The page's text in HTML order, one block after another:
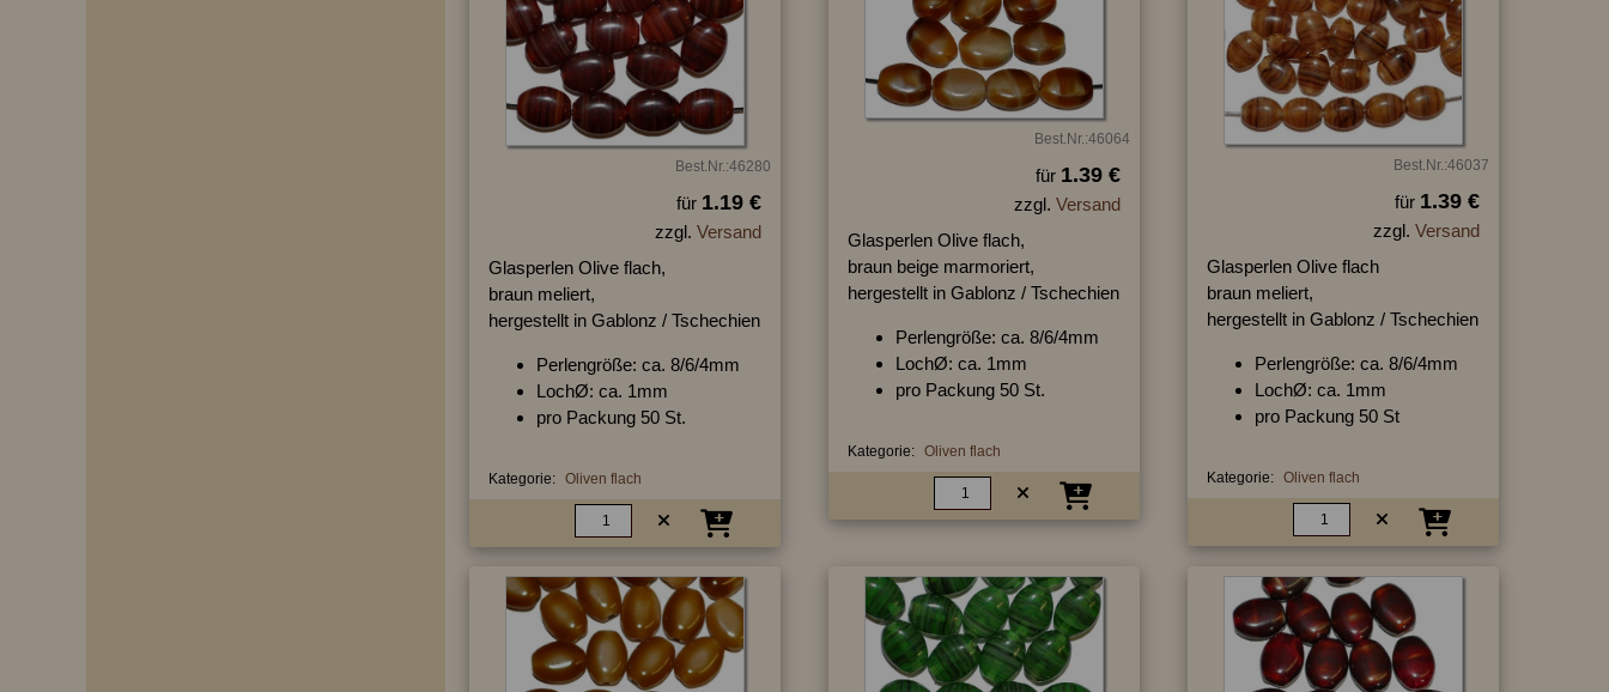
Best.Nr.:46280
für 1.19 €
zzgl. Versand
Glasperlen Olive flach,
braun meliert,
hergestellt in Gablonz / Tschechien
Perlengröße: ca. 8/6/4mm
LochØ: ca. 1mm
pro Packung 50 St.
Kategorie: Oliven flach
Best.Nr.:46064
für 1.39 €
zzgl. Versand
Glasperlen Olive flach,
braun beige marmoriert,
hergestellt in Gablonz / Tschechien
Perlengröße: ca. 8/6/4mm
LochØ: ca. 1mm
pro Packung 50 St.
Kategorie: Oliven flach
Best.Nr.:46037
für 1.39 €
zzgl. Versand
Glasperlen Olive flach
braun meliert,
hergestellt in Gablonz / Tschechien
Perlengröße: ca. 8/6/4mm
LochØ: ca. 1mm
pro Packung 50 St
Kategorie: Oliven flach